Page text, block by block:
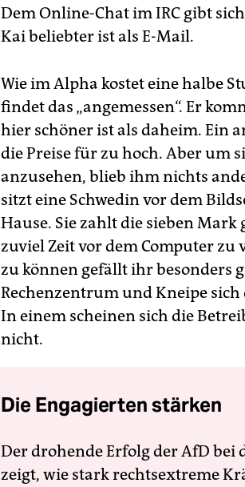
Dem Online-Chat im IRC gibt
Kai beliebter ist als E-Mail.
Wie im Alpha kostet eine halbe
findet das „angemessen“. Er
hier schöner ist als daheim. Ein
die Preise für zu hoch. Aber um
anzusehen, blieb ihm nichts
sitzt eine Schwedin vor dem
Hause. Sie zahlt die sieben
zuviel Zeit vor dem Computer
zu können gefällt ihr besonders
Rechenzentrum und Kneipe
In einem scheinen sich die
nicht.
Die Engagierten stärken
Der drohende Erfolg der AfD bei
zeigt, wie stark rechtsextreme